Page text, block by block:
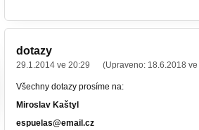
dotazy
29.1.2014 ve 20:29 (Upraveno: 18.6.2018
Všechny dotazy prosíme na:
Miroslav Kaštyl
espuelas@email.cz